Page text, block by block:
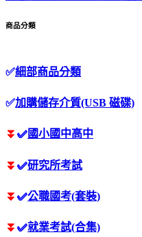
商品分類
✅細部商品分類
✅加購儲存介質(USB 磁碟)
⏬ ✅國小國中高中
⏬ ✅研究所考試
⏬ ✅公職國考(套裝)
⏬ ✅就業考試(合集)